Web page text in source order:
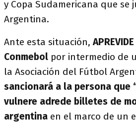
y Copa Sudamericana que se
Argentina.
Ante esta situación,
Conmebol por intermedio de
la Asociación del Fútbol
sancionará a la persona que
vulnere adrede billetes de
argentina en el marco de un